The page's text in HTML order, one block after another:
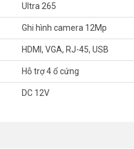
hàng vui lòng liên hệ
Ultra 265
Ghi hình camera 12Mp
HDMI, VGA, RJ-45, USB
Hỗ trợ 4 ổ cứng
DC 12V